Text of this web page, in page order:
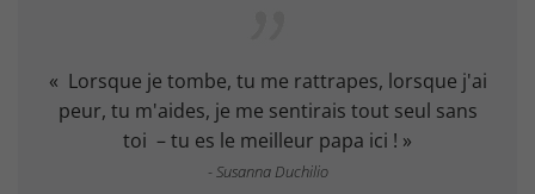
« Lorsque je tombe, tu me rattrapes, lorsque j'ai
peur, tu m'aides, je me sentirais tout seul sans
toi – tu es le meilleur papa ici ! »
- Susanna Duchilio